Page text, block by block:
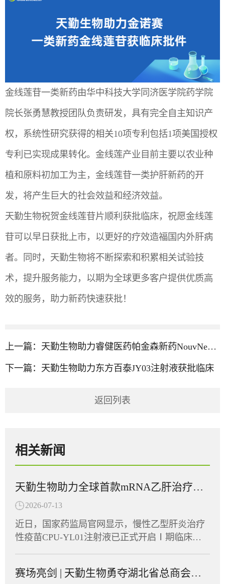
金线莲苷一类新药由华中科技大学同济医学院药学院
院长张勇慧教授团队负责研发，具有完全自主知识产
权，系统性研究获得的相关10项专利包括1项美国授权
专利已实现成果转化。金线莲产业目前主要以农业种
植和原料初加工为主，金线莲苷一类护肝新药的开
发，将产生巨大的社会效益和经济效益。
天勤生物祝贺金线莲苷片顺利获批临床，祝愿金线莲
苷可以早日获批上市，以更好的疗效造福国内外肝病
者。同时，天勤生物将不断探索和积累相关试验技
术，提升服务能力，以期为全球更多客户提供优质高
效的服务，助力新药快速获批！
上一篇： 天勤生物助力睿健医药帕金森新药NouvNeu001获临床批件
下一篇： 天勤生物助力东方百泰JY03注射液获批临床
返回列表
相关新闻
天勤生物助力全球首款mRNA乙肝治疗性疫苗在多国获批临床
2026-07-13
近日，国家药监局官网显示，慢性乙型肝炎治疗
性疫苗CPU-YL01注射液已正式开启Ⅰ期临床试
用前景。CPU-YL01注射液由江苏创源生命科技
赛场亮剑 | 天勤生物勇夺湖北省总商会首届运动会“团结协作奖”